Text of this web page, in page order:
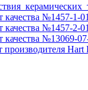
качества №1457-1-
качества №1457-2-
качества №13069-
производителя